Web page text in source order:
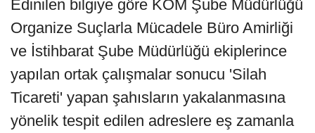
Edinilen bilgiye göre KOM Şube Müdürlüğü
Organize Suçlarla Mücadele Büro Amirliği
ve İstihbarat Şube Müdürlüğü ekiplerince
yapılan ortak çalışmalar sonucu 'Silah
Ticareti' yapan şahısların yakalanmasına
yönelik tespit edilen adreslere eş zamanla